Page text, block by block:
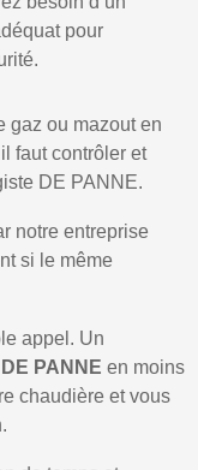
pour
gaz ou mazout en
faut contrôler et
DE PANNE.
notre entreprise
si le même
appel. Un
PANNE en moins
chaudière et vous